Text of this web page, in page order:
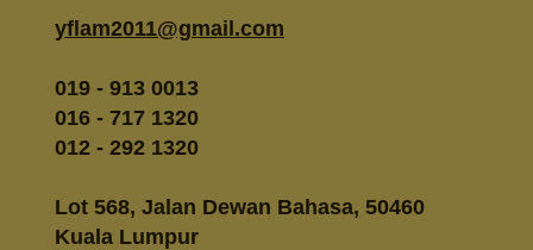
yflam2011@gmail.com
019 - 913 0013
016 - 717 1320
012 - 292 1320
Lot 568, Jalan Dewan Bahasa, 50460
Kuala Lumpur